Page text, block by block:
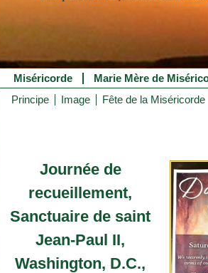
Miséricorde Marie Mère de
Principe
Image Fête de la Miséricorde
Journée de
recueillement,
Sanctuaire de saint
Jean-Paul II,
Washington, D.C.,